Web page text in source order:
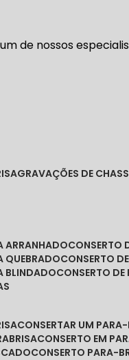
de nossos
GRAVAÇÕES DE
ARRANHADO
QUEBRADO
CONSERTO
BLINDADO
CONSERTO
CONSERTAR UM
CONSERTO EM
CONSERTO PARA-